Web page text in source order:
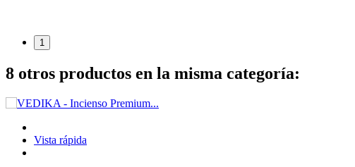
1
8 otros productos en la misma categoría:
Vista rápida